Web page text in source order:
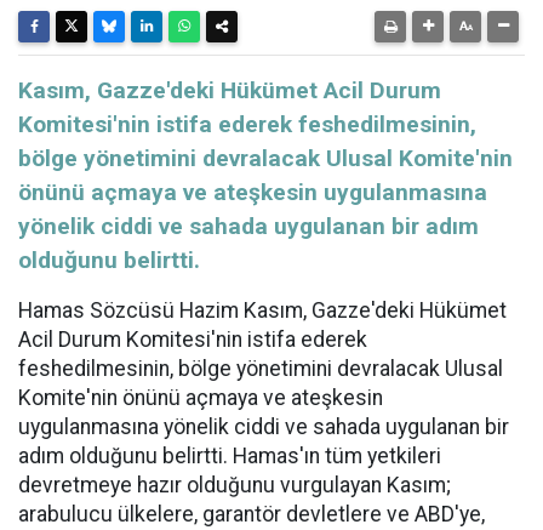
Kasım, Gazze'deki Hükümet Acil Durum
Komitesi'nin istifa ederek feshedilmesinin,
bölge yönetimini devralacak Ulusal Komite'nin
önünü açmaya ve ateşkesin uygulanmasına
yönelik ciddi ve sahada uygulanan bir adım
olduğunu belirtti.
Hamas Sözcüsü Hazim Kasım, Gazze'deki Hükümet
Acil Durum Komitesi'nin istifa ederek
feshedilmesinin, bölge yönetimini devralacak Ulusal
Komite'nin önünü açmaya ve ateşkesin
uygulanmasına yönelik ciddi ve sahada uygulanan bir
adım olduğunu belirtti. Hamas'ın tüm yetkileri
devretmeye hazır olduğunu vurgulayan Kasım;
arabulucu ülkelere, garantör devletlere ve ABD'ye,